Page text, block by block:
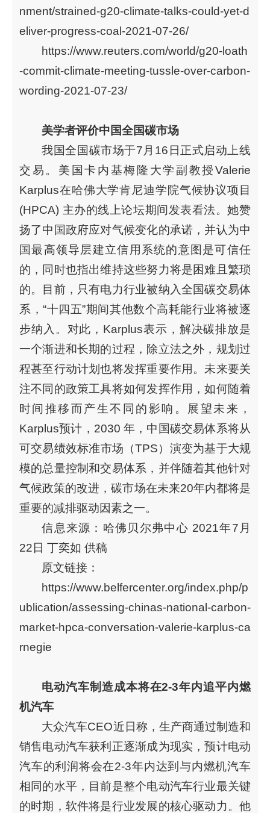
nment/strained-g20-climate-talks-could-yet-d
eliver-progress-coal-2021-07-26/
https://www.reuters.com/world/g20-loath
-commit-climate-meeting-tussle-over-carbon-
wording-2021-07-23/
美学者评价中国全国碳市场
我国全国碳市场于7月16日正式启动上线
交易。美国卡内基梅隆大学副教授Valerie
Karplus在哈佛大学肯尼迪学院气候协议项目
(HPCA) 主办的线上论坛期间发表看法。她赞
扬了中国政府应对气候变化的承诺，并认为中
国最高领导层建立信用系统的意图是可信任
的，同时也指出维持这些努力将是困难且繁琐
的。目前，只有电力行业被纳入全国碳交易体
系，“十四五”期间其他数个高耗能行业将被逐
步纳入。对此，Karplus表示，解决碳排放是
一个渐进和长期的过程，除立法之外，规划过
程甚至行动计划也将发挥重要作用。未来要关
注不同的政策工具将如何发挥作用，如何随着
时间推移而产生不同的影响。展望未来，
Karplus预计，2030 年，中国碳交易体系将从
可交易绩效标准市场（TPS）演变为基于大规
模的总量控制和交易体系，并伴随着其他针对
气候政策的改进，碳市场在未来20年内都将是
重要的减排驱动因素之一。
信息来源：哈佛贝尔弗中心 2021年7月
22日 丁奕如 供稿
原文链接：
https://www.belfercenter.org/index.php/p
ublication/assessing-chinas-national-carbon-
market-hpca-conversation-valerie-karplus-ca
rnegie
电动汽车制造成本将在2-3年内追平内燃
机汽车
大众汽车CEO近日称，生产商通过制造和
销售电动汽车获利正逐渐成为现实，预计电动
汽车的利润将会在2-3年内达到与内燃机汽车
相同的水平，目前是整个电动汽车行业最关键
的时期，软件将是行业发展的核心驱动力。他